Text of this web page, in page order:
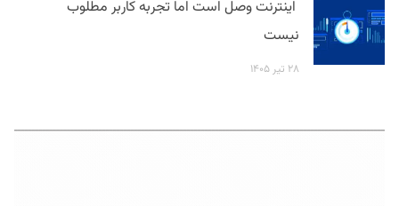
اینترنت وصل است اما تجربه کاربر مطلوب
نیست
۲۸ تیر ۱۴۰۵